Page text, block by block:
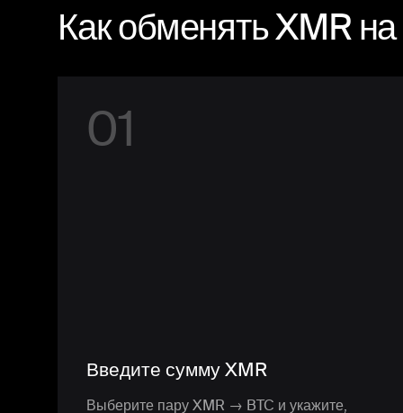
Как обменять XMR
01
Введите сумму XMR
Выберите пару XMR → BTC и укажите,